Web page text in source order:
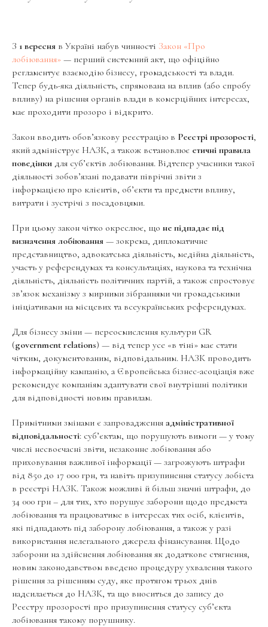
З 1 вересня в Україні набув чинності Закон «Про
лобіювання» — перший системний акт, що офіційно
регламентує взаємодію бізнесу, громадськості та влади.
Тепер будь-яка діяльність, спрямована на вплив (або спробу
впливу) на рішення органів влади в комерційних інтересах,
має проходити прозоро і відкрито.
Закон вводить обов’язкову реєстрацію в Реєстрі прозорості,
який адмініструє НАЗК, а також встановлює етичні правила
поведінки для суб’єктів лобіювання. Відтепер учасники такої
діяльності зобов’язані подавати піврічні звіти з
інформацією про клієнтів, об’єкти та предмети впливу,
витрати і зустрічі з посадовцями.
При цьому закон чітко окреслює, що не підпадає під
визначення лобіювання — зокрема, дипломатичне
представництво, адвокатська діяльність, медійна діяльність,
участь у референдумах та консультаціях, наукова та технічна
діяльність, діяльність політичних партій, а також спростовує
зв’язок механізму з мирними зібраннями чи громадськими
ініціативами на місцевих та всеукраїнських референдумах.
Для бізнесу зміни — переосмислення культури GR
(government relations) — від тепер усе «в тіні» має стати
чітким, документованим, відповідальним. НАЗК проводить
інформаційну кампанію, а Європейська бізнес-асоціація вже
рекомендує компаніям адаптувати свої внутрішні політики
для відповідності новим правилам.
Примітними змінами є запровадження адміністративної
відповідальності: суб’єктам, що порушують вимоги — у тому
числі несвоєчасні звіти, незаконне лобіювання або
приховування важливої інформації — загрожують штрафи
від 850 до 17 000 грн, та навіть призупинення статусу лобіста
в реєстрі НАЗК. Також можливі й більш значні штрафи, до
34 000 грн – для тих, хто порушує заборони щодо предмета
лобіювання та працюватиме в інтересах тих осіб, клієнтів,
які підпадають під заборону лобіювання, а також у разі
використання нелегального джерела фінансування. Щодо
заборони на здійснення лобіювання як додаткове стягнення,
новим законодавством введено процедуру ухвалення такого
рішення за рішенням суду, яке протягом трьох днів
надсилається до НАЗК, та що вноситься до запису до
Реєстру прозорості про призупинення статусу суб’єкта
лобіювання такому порушнику.